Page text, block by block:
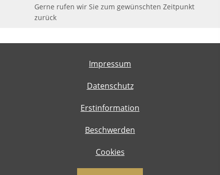
Gerne rufen wir Sie zum gewünschten Zeitpunkt
zurück
Impressum
Datenschutz
Erstinformation
Beschwerden
Cookies